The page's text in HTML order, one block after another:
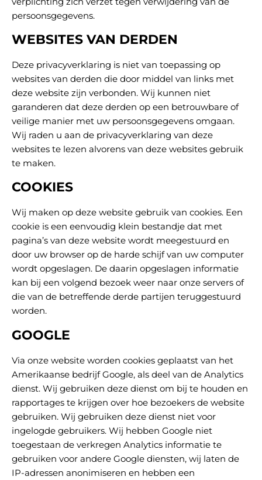
persoonsgegevens.
WEBSITES VAN DERDEN
Deze privacyverklaring is niet van toepassing op
websites van derden die door middel van links met
deze website zijn verbonden. Wij kunnen niet
garanderen dat deze derden op een betrouwbare of
veilige manier met uw persoonsgegevens omgaan.
Wij raden u aan de privacyverklaring van deze
websites te lezen alvorens van deze websites gebruik
te maken.
COOKIES
Wij maken op deze website gebruik van cookies. Een
cookie is een eenvoudig klein bestandje dat met
pagina’s van deze website wordt meegestuurd en
door uw browser op de harde schijf van uw computer
wordt opgeslagen. De daarin opgeslagen informatie
kan bij een volgend bezoek weer naar onze servers of
die van de betreffende derde partijen teruggestuurd
worden.
GOOGLE
Via onze website worden cookies geplaatst van het
Amerikaanse bedrijf Google, als deel van de Analytics
dienst. Wij gebruiken deze dienst om bij te houden en
rapportages te krijgen over hoe bezoekers de website
gebruiken. Wij gebruiken deze dienst niet voor
ingelogde gebruikers. Wij hebben Google niet
toegestaan de verkregen Analytics informatie te
gebruiken voor andere Google diensten, wij laten de
IP-adressen anonimiseren en hebben een